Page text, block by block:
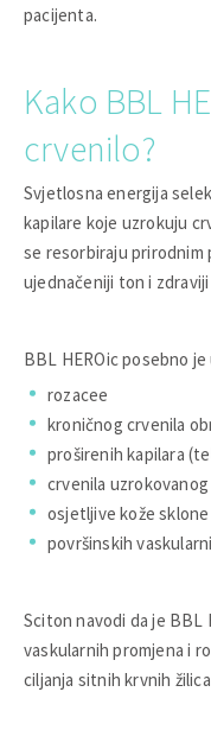
pacijenta.
Kako BBL
crvenilo?
Svjetlosna energija
kapilare koje uzrokuju
se resorbiraju prirodnim
ujednačeniji ton i
BBL HEROic posebno
rozacee
kroničnog crvenila
proširenih kapilara
crvenila
osjetljive kože
površinskih
Sciton navodi da je BBL
vaskularnih promjena i
ciljanja sitnih krvnih